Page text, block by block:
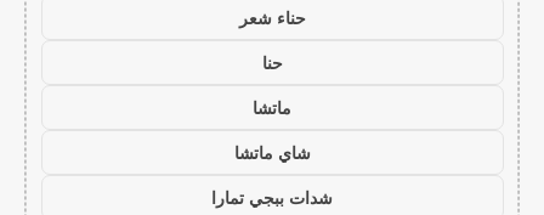
حناء شعر
حنا
ماتشا
شاي ماتشا
شدات ببجي تمارا